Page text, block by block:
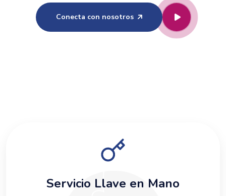
Conecta con nosotros
Servicio Llave en Mano